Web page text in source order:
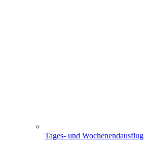
Tages- und Wochenendausflug